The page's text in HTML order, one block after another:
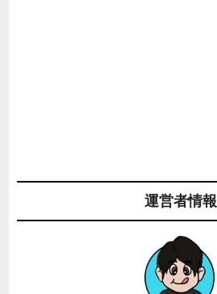
運営者情報